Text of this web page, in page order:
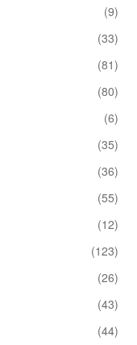
(9)
(33)
(81)
(80)
(6)
(35)
(36)
(55)
(12)
(123)
(26)
(43)
(44)